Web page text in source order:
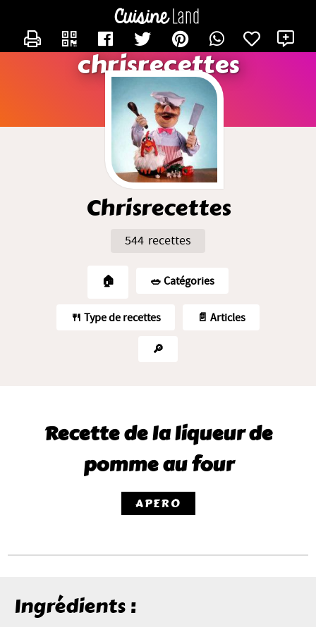
chrisrecettes
Chrisrecettes
544 recettes
🏠 🥗️ Catégories
🍴 Type de recettes 📄 Articles
🔎
Recette de la liqueur de
pomme au four
APERO
Ingrédients :
CONTACTER CHRISRECETTES